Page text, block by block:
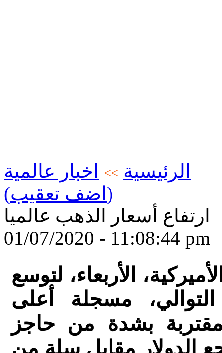
الرئيسية >>
اخبار عالمية
(اضف تعقيب)
ارتفاع أسعار الذهب عالميا
01/07/2020 - 11:08:44 pm
الأربعاء، لتوسع
مسجلة أعلى
بشدة من حاجز
الدولار مقابل سلة من